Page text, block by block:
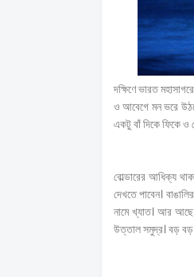
দক্ষিণে ভারত
ও আবেগে মন ভরে
একটু বাঁ দিকে ফিকে ও
বোল্ডারের আধিক্য
দেখতে পাবেন।
নামে খ্যাত। আর আছে
উত্তাল সমুদ্র। বড় বড়